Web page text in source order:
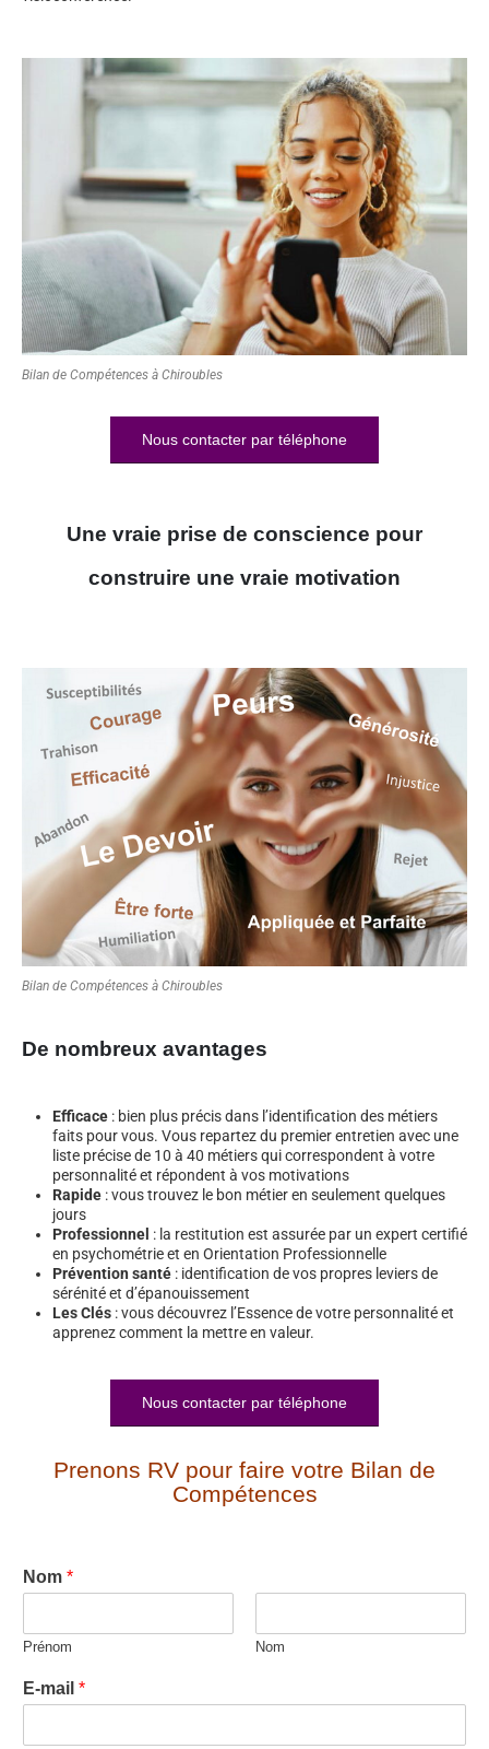
Bilan de Compétences à Chiroubles
Nous contacter par téléphone
Une vraie prise de conscience pour
construire une vraie motivation
Bilan de Compétences à Chiroubles
De nombreux avantages
Efficace : bien plus précis dans l’identification des métiers
faits pour vous. Vous repartez du premier entretien avec une
liste précise de 10 à 40 métiers qui correspondent à votre
personnalité et répondent à vos motivations
Rapide : vous trouvez le bon métier en seulement quelques
jours
Professionnel : la restitution est assurée par un expert certifié
en psychométrie et en Orientation Professionnelle
Prévention santé : identification de vos propres leviers de
sérénité et d’épanouissement
Les Clés : vous découvrez l’Essence de votre personnalité et
apprenez comment la mettre en valeur.
Nous contacter par téléphone
Prenons RV pour faire votre Bilan de
Compétences
Nom *
Prénom Nom
E-mail *